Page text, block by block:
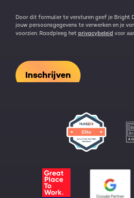
Door dit formulier te versturen geef je Bright
jouw persoonsgegevens te verwerken en je
voorzien. Raadpleeg het privacybeleid voor